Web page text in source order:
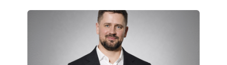
КОТОРЫЕ
РАЗВИВАЮТ
ТЕХНОЛОГИЧЕСКОЕ
ОБРАЗОВАНИЕ